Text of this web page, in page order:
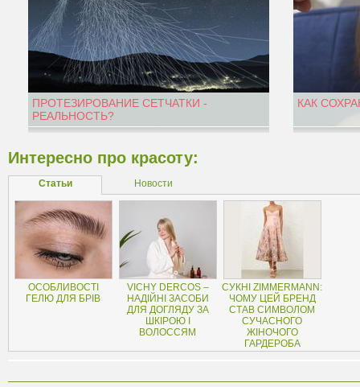
ПРОТЕЗИРОВАНИЕ СЕТЧАТКИ -
РЕАЛЬНОСТЬ?
КАК
Интересно про красоту:
Статьи Новости
ОСОБЛИВОСТІ
ГЕЛЮ ДЛЯ БРІВ
VICHY DERCOS –
НАДІЙНІ ЗАСОБИ
ДЛЯ ДОГЛЯДУ ЗА
ШКІРОЮ І
ВОЛОССЯМ
СУКНІ ZIMMERMANN:
ЧОМУ ЦЕЙ БРЕНД
СТАВ СИМВОЛОМ
СУЧАСНОГО
ЖІНОЧОГО
ГАРДЕРОБА